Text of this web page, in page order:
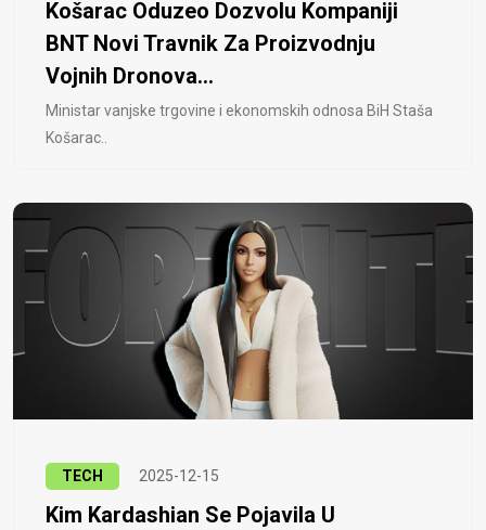
Košarac Oduzeo Dozvolu Kompaniji
BNT Novi Travnik Za Proizvodnju
Vojnih Dronova...
Ministar vanjske trgovine i ekonomskih odnosa BiH Staša
Košarac..
TECH 2025-12-15
Kim Kardashian Se Pojavila U